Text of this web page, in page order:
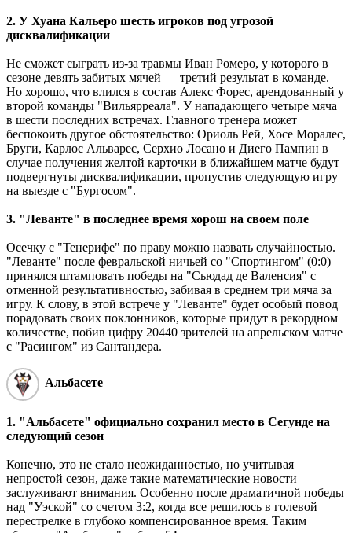
2. У Хуана Кальеро шесть игроков под угрозой
дисквалификации
Не сможет сыграть из-за травмы Иван Ромеро, у которого в
сезоне девять забитых мячей ― третий результат в команде.
Но хорошо, что влился в состав Алекс Форес, арендованный у
второй команды "Вильярреала". У нападающего четыре мяча
в шести последних встречах. Главного тренера может
беспокоить другое обстоятельство: Ориоль Рей, Хосе Моралес,
Бруги, Карлос Альварес, Серхио Лосано и Диего Пампин в
случае получения желтой карточки в ближайшем матче будут
подвергнуты дисквалификации, пропустив следующую игру
на выезде с "Бургосом".
3. "Леванте" в последнее время хорош на своем поле
Осечку с "Тенерифе" по праву можно назвать случайностью.
"Леванте" после февральской ничьей со "Спортингом" (0:0)
принялся штамповать победы на "Сьюдад де Валенсия" с
отменной результативностью, забивая в среднем три мяча за
игру. К слову, в этой встрече у "Леванте" будет особый повод
порадовать своих поклонников, которые придут в рекордном
количестве, побив цифру 20440 зрителей на апрельском матче
с "Расингом" из Сантандера.
Альбасете
1. "Альбасете" официально сохранил место в Сегунде на
следующий сезон
Конечно, это не стало неожиданностью, но учитывая
непростой сезон, даже такие математические новости
заслуживают внимания. Особенно после драматичной победы
над "Уэской" со счетом 3:2, когда все решилось в голевой
перестрелке в глубоко компенсированное время. Таким